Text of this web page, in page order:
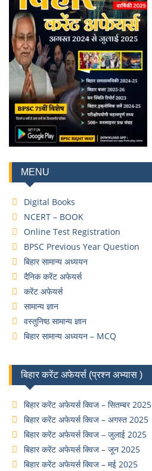
MENU
Digital Books
NCERT – BOOK
Online Test Registration
BPSC Previous Year Question
बिहार सामान्य अध्ययन
दैनिक करेंट अफेयर्स
करेंट अफेयर्स
सामान्य ज्ञान
वस्तुनिष्ठ सामान्य ज्ञान
बिहार सामान्य अध्ययन – MCQ
बिहार करेंट अफेयर्स (प्रश्न अभ्यास )
बिहार करेंट अफेयर्स क्विज – सितम्बर 2025
बिहार करेंट अफेयर्स क्विज – अगस्त 2025
बिहार करेंट अफेयर्स क्विज – जुलाई 2025
बिहार करेंट अफेयर्स क्विज – जून 2025
बिहार करेंट अफेयर्स क्विज – मई 2025